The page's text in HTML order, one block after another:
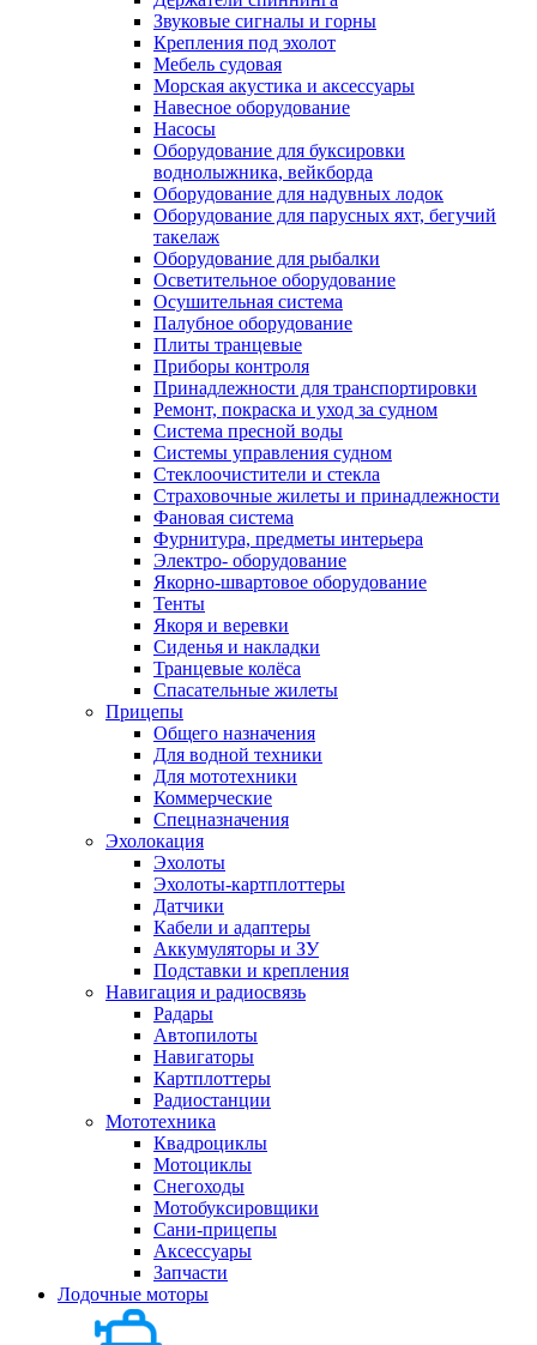
Звуковые сигналы и горны
Крепления под эхолот
Мебель судовая
Морская акустика и аксессуары
Навесное оборудование
Насосы
Оборудование для буксировки
воднолыжника, вейкборда
Оборудование для надувных лодок
Оборудование для парусных яхт, бегучий
такелаж
Оборудование для рыбалки
Осветительное оборудование
Осушительная система
Палубное оборудование
Плиты транцевые
Приборы контроля
Принадлежности для транспортировки
Ремонт, покраска и уход за судном
Система пресной воды
Системы управления судном
Стеклоочистители и стекла
Страховочные жилеты и принадлежности
Фановая система
Фурнитура, предметы интерьера
Электро- оборудование
Якорно-швартовое оборудование
Тенты
Якоря и веревки
Сиденья и накладки
Транцевые колёса
Спасательные жилеты
Прицепы
Общего назначения
Для водной техники
Для мототехники
Коммерческие
Спецназначения
Эхолокация
Эхолоты
Эхолоты-картплоттеры
Датчики
Кабели и адаптеры
Аккумуляторы и ЗУ
Подставки и крепления
Навигация и радиосвязь
Радары
Автопилоты
Навигаторы
Картплоттеры
Радиостанции
Мототехника
Квадроциклы
Мотоциклы
Снегоходы
Мотобуксировщики
Сани-прицепы
Аксессуары
Запчасти
Лодочные моторы